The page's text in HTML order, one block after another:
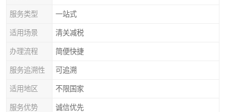
服务类型 一站式
适用场景 清关减税
办理流程 简便快捷
服务追溯性 可追溯
适用地区 不限国家
服务优势 诚信优先